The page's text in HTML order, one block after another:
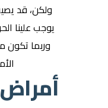
ولكن، قد
يوجب علينا
وربما تكون